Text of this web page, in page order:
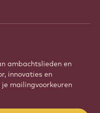
ambachtslieden en
innovaties en
mailingvoorkeuren